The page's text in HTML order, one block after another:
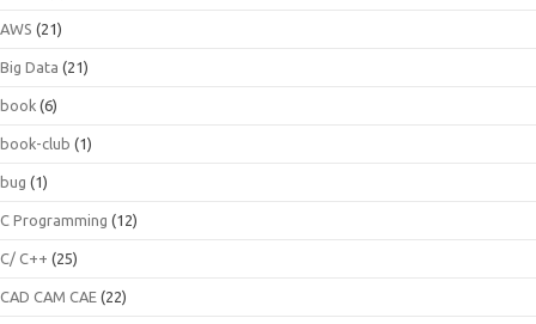
AWS (21)
Big Data (21)
book (6)
book-club (1)
bug (1)
C Programming (12)
C/ C++ (25)
CAD CAM CAE (22)